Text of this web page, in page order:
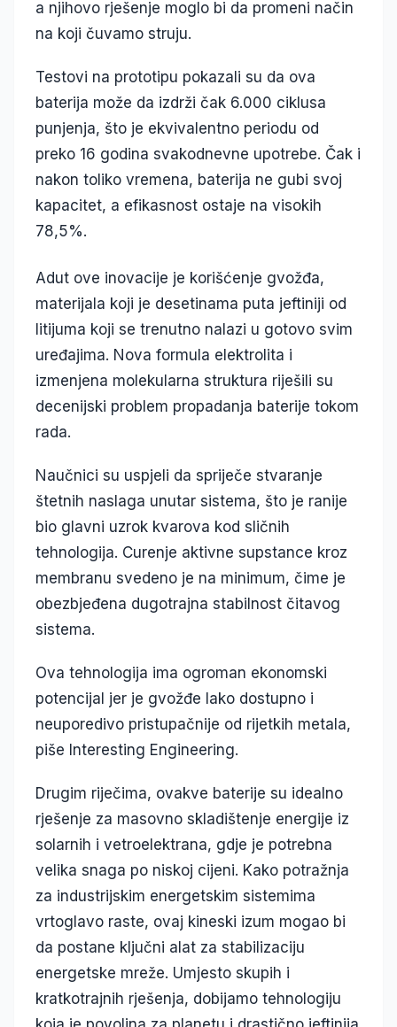
a njihovo rješenje moglo bi da promeni način
na koji čuvamo struju.
Testovi na prototipu pokazali su da ova
baterija može da izdrži čak 6.000 ciklusa
punjenja, što je ekvivalentno periodu od
preko 16 godina svakodnevne upotrebe. Čak i
nakon toliko vremena, baterija ne gubi svoj
kapacitet, a efikasnost ostaje na visokih
78,5%.
Adut ove inovacije je korišćenje gvožđa,
materijala koji je desetinama puta jeftiniji od
litijuma koji se trenutno nalazi u gotovo svim
uređajima. Nova formula elektrolita i
izmenjena molekularna struktura riješili su
decenijski problem propadanja baterije tokom
rada.
Naučnici su uspjeli da spriječe stvaranje
štetnih naslaga unutar sistema, što je ranije
bio glavni uzrok kvarova kod sličnih
tehnologija. Curenje aktivne supstance kroz
membranu svedeno je na minimum, čime je
obezbjeđena dugotrajna stabilnost čitavog
sistema.
Ova tehnologija ima ogroman ekonomski
potencijal jer je gvožđe lako dostupno i
neuporedivo pristupačnije od rijetkih metala,
piše Interesting Engineering.
Drugim riječima, ovakve baterije su idealno
rješenje za masovno skladištenje energije iz
solarnih i vetroelektrana, gdje je potrebna
velika snaga po niskoj cijeni. Kako potražnja
za industrijskim energetskim sistemima
vrtoglavo raste, ovaj kineski izum mogao bi
da postane ključni alat za stabilizaciju
energetske mreže. Umjesto skupih i
kratkotrajnih rješenja, dobijamo tehnologiju